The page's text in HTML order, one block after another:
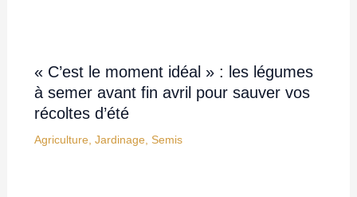
« C’est le moment idéal » : les légumes
à semer avant fin avril pour sauver vos
récoltes d’été
Agriculture Jardinage Semis